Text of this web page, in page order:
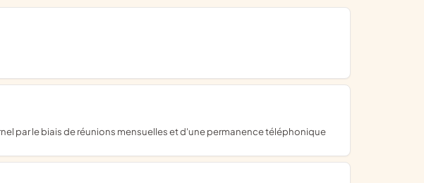
par le biais de réunions mensuelles et d'une permanence téléphonique